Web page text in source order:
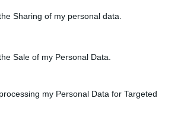
Sharing of my personal data.
Sale of my Personal Data.
my Personal Data for Targeted